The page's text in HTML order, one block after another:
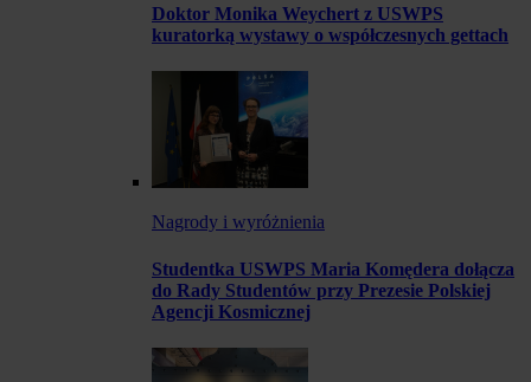
Doktor Monika Weychert z USWPS
kuratorką wystawy o współczesnych gettach
Nagrody i wyróżnienia
Studentka USWPS Maria Komędera dołącza
do Rady Studentów przy Prezesie Polskiej
Agencji Kosmicznej